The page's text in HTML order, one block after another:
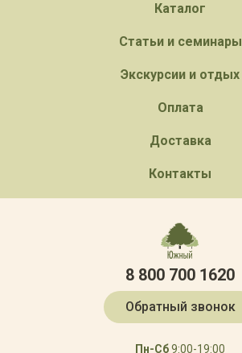
Каталог
Статьи и семинары
Экскурсии и отдых
Оплата
Доставка
Контакты
8 800 700 1620
Обратный звонок
Пн-Сб9:00-19:00